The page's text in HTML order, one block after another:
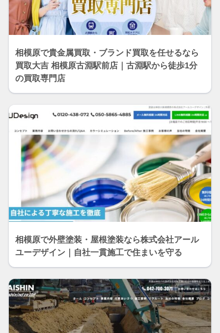
相模原で貴金属買取・ブランド買取を任せるなら
買取大吉 相模原古淵駅前店｜古淵駅から徒歩1分
の買取専門店
相模原で外壁塗装・屋根塗装なら株式会社アール
ユーデザイン｜自社一貫施工で住まいを守る